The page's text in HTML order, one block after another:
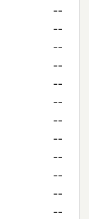
--
--
--
--
--
--
--
--
--
--
--
--